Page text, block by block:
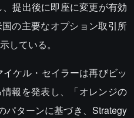
提出後に即座に変更が有効
の主要なオプション取引所
している。
ケル・セイラーは再びビッ
報を発表し、「オレンジの
パターンに基づき、Strategy